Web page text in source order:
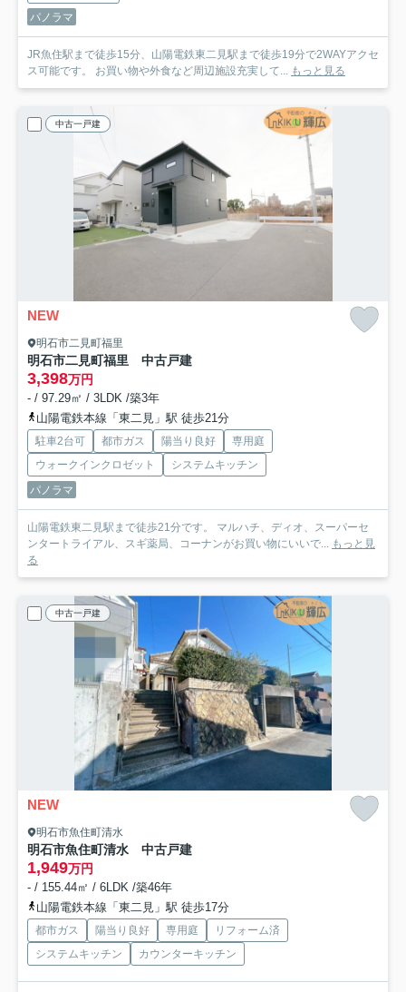
パノラマ
JR魚住駅まで徒歩15分、山陽電鉄東二見駅まで徒歩19分で2WAYアクセ
ス可能です。 お買い物や外食など周辺施設充実して... もっと見る
中古一戸建
NEW
明石市二見町福里
明石市二見町福里 中古戸建
3,398万円
- / 97.29㎡ / 3LDK /築3年
山陽電鉄本線「東二見」駅 徒歩21分
駐車2台可 都市ガス 陽当り良好
専用庭
ウォークインクロゼット
システムキッチン
パノラマ
山陽電鉄東二見駅まで徒歩21分です。 マルハチ、ディオ、スーパーセ
ンタートライアル、スギ薬局、コーナンがお買い物にいいで... もっと見
る
中古一戸建
NEW
明石市魚住町清水
明石市魚住町清水 中古戸建
1,949万円
- / 155.44㎡ / 6LDK /築46年
山陽電鉄本線「東二見」駅 徒歩17分
都市ガス 陽当り良好 専用庭
リフォーム済
システムキッチン
カウンターキッチン